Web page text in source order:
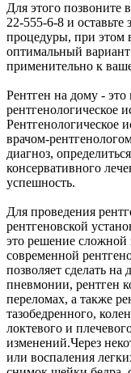
Для этого позвоните
22-555-6-8 и
процедуры, при этом
оптимальный
применительно к
Рентген на дому - это
рентгенологическое
Рентгенологическое
врачом-
диагноз,
консервативного
успешность.
Для проведения
рентгеновской
это решение сложной
современной
позволяет сделать
пневмонии, рентген
переломах, а также
тазобедренного,
локтевого и
изменений.Через
или воспаления